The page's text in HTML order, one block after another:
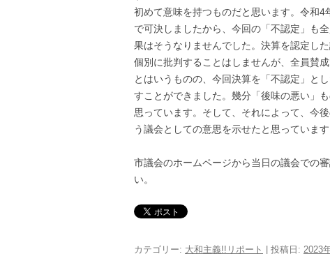
初めて意味を持つものだと思います。令和4
で可決しましたから、今回の「不認定」も
果はそうなりませんでした。決算を認定し
個別に批判することはしませんが、全員賛
とはいうものの、今回決算を「不認定」と
すことができました。幾分「後味の悪い」
思っています。そして、それによって、今
う議会としての意思を示せたと思っています
市議会のホームページから当日の議会での
い。
カテゴリー: 大和主義!!リポート | 投稿日: 2023